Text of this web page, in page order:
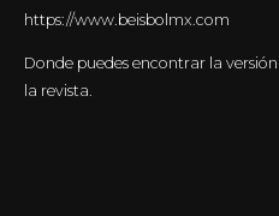
https://www.beisbolmx.com
Donde puedes encontrar la
la revista.